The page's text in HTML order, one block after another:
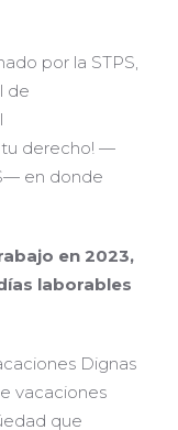
por la STPS,
de
tu derecho! —
en donde
en 2023,
laborables
Dignas
vacaciones
que